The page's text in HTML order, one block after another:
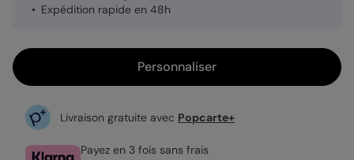
Expédition rapide en 48h
Personnaliser
Livraison gratuite avec Popcarte+
Payez en 3 fois sans frais